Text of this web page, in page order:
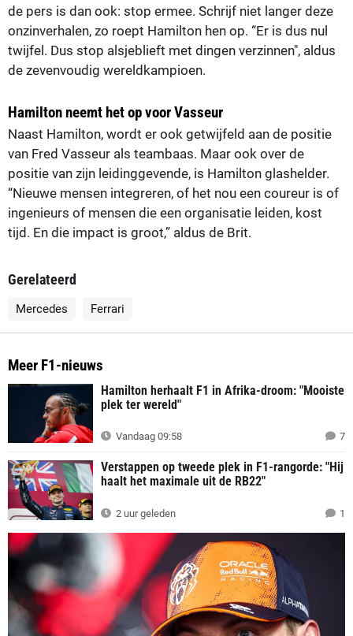
de pers is dan ook: stop ermee. Schrijf niet langer deze
onzinverhalen, zo roept Hamilton hen op. “Er is dus nul
twijfel. Dus stop alsjeblieft met dingen verzinnen", aldus
de zevenvoudig wereldkampioen.
Hamilton neemt het op voor Vasseur
Naast Hamilton, wordt er ook getwijfeld aan de positie
van Fred Vasseur als teambaas. Maar ook over de
positie van zijn leidinggevende, is Hamilton glashelder.
“Nieuwe mensen integreren, of het nou een coureur is of
ingenieurs of mensen die een organisatie leiden, kost
tijd. En die impact is groot,” aldus de Brit.
Gerelateerd
Mercedes Ferrari
Meer F1-nieuws
Hamilton herhaalt F1 in Afrika-droom: "Mooiste
plek ter wereld"
Vandaag 09:58 7
Verstappen op tweede plek in F1-rangorde: "Hij
haalt het maximale uit de RB22"
2 uur geleden 1